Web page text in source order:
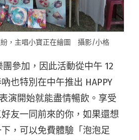
紛，主唱小寶正在繪圖 攝影/小格
參加，因此活動從中午 12
也特別在中午推出 HAPPY
演開始就能盡情暢飲。享受
友一同前來的你，如果還想
，可以免費體驗「泡泡足